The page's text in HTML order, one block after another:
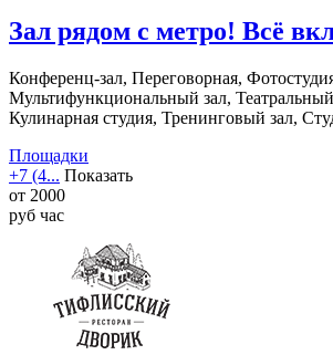
Зал рядом с метро! Всё
Конференц-зал, Переговорная,
Мультифункциональный зал,
Кулинарная студия, Тренинговый зал,
Площадки
+7 (4... Показать
от 2000
руб час